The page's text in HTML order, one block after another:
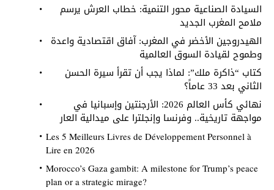
السيادة الصناعية محور التنمية: خطاب العرش يرسم
ملامح المغرب الجديد
الهيدروجين الأخضر في المغرب: آفاق اقتصادية واعدة
وطموح لقيادة السوق العالمية
كتاب “ذاكرة ملك”: لماذا يجب أن تقرأ سيرة الحسن
الثاني بعد 33 عاماً؟
نهائي كأس العالم 2026: الأرجنتين وإسبانيا في
مواجهة تاريخية.. وفرنسا وإنجلترا على ميدالية العار
Les 5 Meilleurs Livres de Développement Personnel à
Lire en 2026
Morocco’s Gaza gambit: A milestone for Trump’s peace
plan or a strategic mirage?